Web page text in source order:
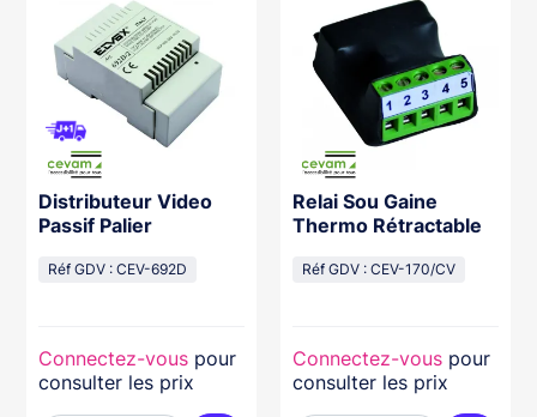
Distributeur Video
Passif Palier
Réf GDV : CEV-692D
Connectez-vous pour
consulter les prix
Relai Sou Gaine
Thermo Rétractable
Réf GDV : CEV-170/CV
Connectez-vous pour
consulter les prix